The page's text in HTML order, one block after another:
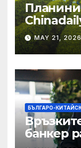
MAY 21,
БЪЛГАРО-
банкер